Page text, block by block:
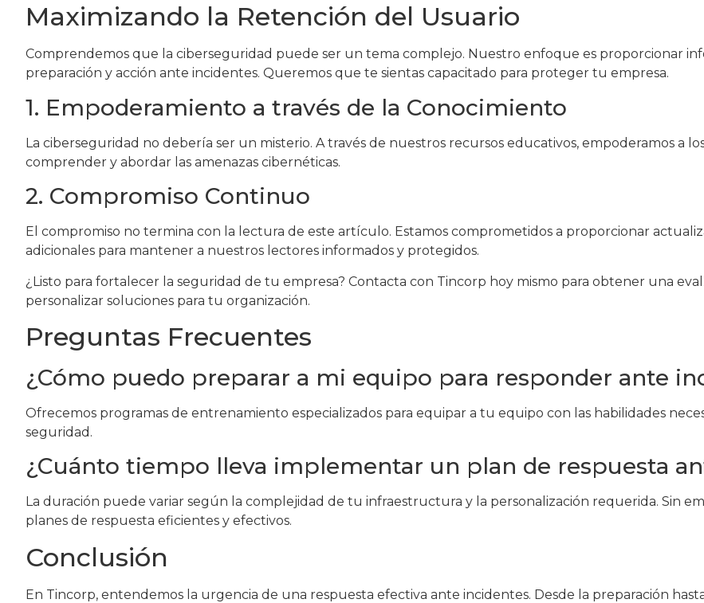
Maximizando la Retención del Usuario
Comprendemos que la ciberseguridad puede ser un tema complejo. Nuestro enfoque es proporcionar
preparación y acción ante incidentes. Queremos que te sientas capacitado para proteger tu empresa.
1. Empoderamiento a través de la Conocimiento
La ciberseguridad no debería ser un misterio. A través de nuestros recursos educativos, empoderamos a
comprender y abordar las amenazas cibernéticas.
2. Compromiso Continuo
El compromiso no termina con la lectura de este artículo. Estamos comprometidos a proporcionar
adicionales para mantener a nuestros lectores informados y protegidos.
¿Listo para fortalecer la seguridad de tu empresa? Contacta con Tincorp hoy mismo para obtener una
personalizar soluciones para tu organización.
Preguntas Frecuentes
¿Cómo puedo preparar a mi equipo para responder ante
Ofrecemos programas de entrenamiento especializados para equipar a tu equipo con las habilidades
seguridad.
¿Cuánto tiempo lleva implementar un plan de respuesta
La duración puede variar según la complejidad de tu infraestructura y la personalización requerida. Sin
planes de respuesta eficientes y efectivos.
Conclusión
En Tincorp, entendemos la urgencia de una respuesta efectiva ante incidentes. Desde la preparación